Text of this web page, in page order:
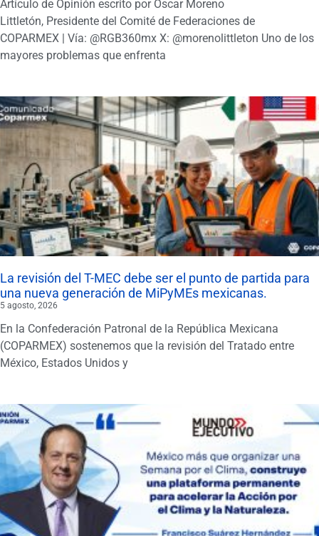
Artículo de Opinión escrito por Oscar Moreno
Littletón, Presidente del Comité de Federaciones de
COPARMEX | Vía: @RGB360mx X: @morenolittleton Uno de los
mayores problemas que enfrenta
La revisión del T-MEC debe ser el punto de partida para
una nueva generación de MiPyMEs mexicanas.
5 agosto, 2026
En la Confederación Patronal de la República Mexicana
(COPARMEX) sostenemos que la revisión del Tratado entre
México, Estados Unidos y